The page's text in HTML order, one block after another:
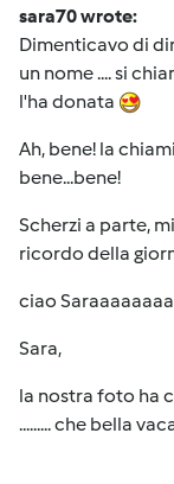
sara70 wrote:
Dimenticavo di
un nome .... si
l'ha donata
Ah, bene! la
bene...bene!
Scherzi a parte,
ricordo della
ciao
Sara,
la nostra foto ha
......... che bella